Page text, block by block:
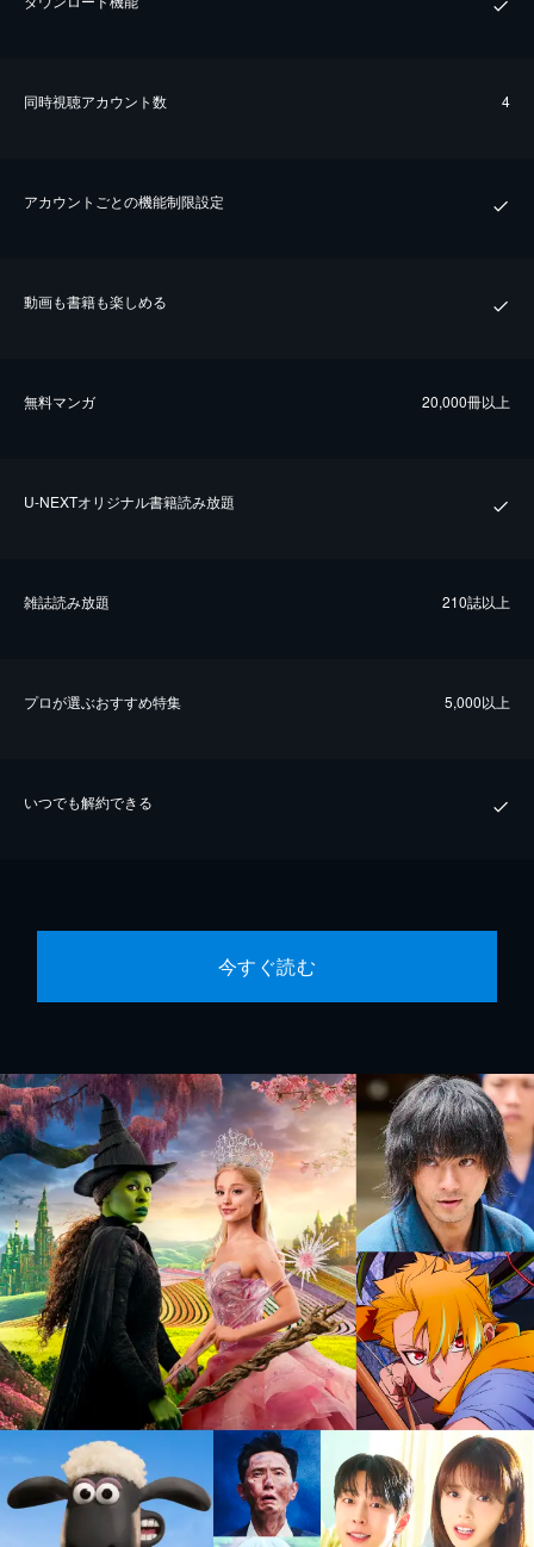
同時視聴アカウント数 4
アカウントごとの機能制限設定
動画も書籍も楽しめる
無料マンガ 20,000冊以上
U-NEXTオリジナル書籍読み放題
雑誌読み放題 210誌以上
プロが選ぶおすすめ特集 5,000以上
いつでも解約できる
今すぐ読む